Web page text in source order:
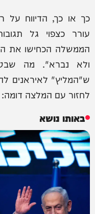
כך או כך, הדיווח על
עורר כצפוי גל
הממשלה הכחישו את
ולא נברא". מה
ש"המליץ" לאיראנים
לחזור עם המלצה
באותו נושא